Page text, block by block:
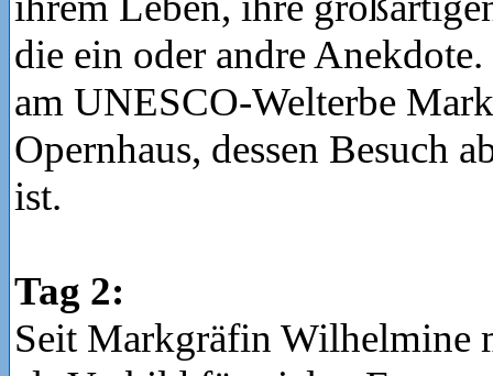
die ein oder andre
am UNESCO-Welterbe
Opernhaus, dessen Besuch
ist.
Tag 2:
Seit Markgräfin Wilhelmine